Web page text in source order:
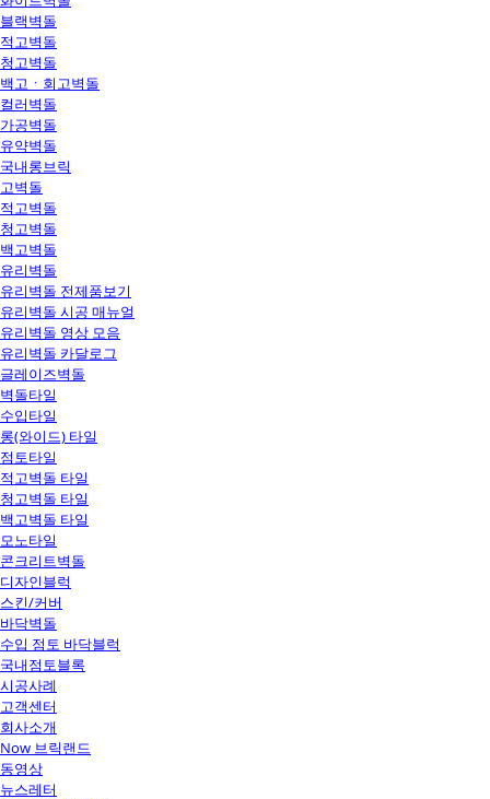
블랙벽돌
적고벽돌
청고벽돌
백고ㆍ회고벽돌
컬러벽돌
가공벽돌
유약벽돌
국내롱브릭
고벽돌
적고벽돌
청고벽돌
백고벽돌
유리벽돌
유리벽돌 전제품보기
유리벽돌 시공 매뉴얼
유리벽돌 영상 모음
유리벽돌 카달로그
글레이즈벽돌
벽돌타일
수입타일
롱(와이드) 타일
점토타일
적고벽돌 타일
청고벽돌 타일
백고벽돌 타일
모노타일
콘크리트벽돌
디자인블럭
스킨/커버
바닥벽돌
수입 점토 바닥블럭
국내점토블록
시공사례
고객센터
회사소개
Now 브릭랜드
동영상
뉴스레터